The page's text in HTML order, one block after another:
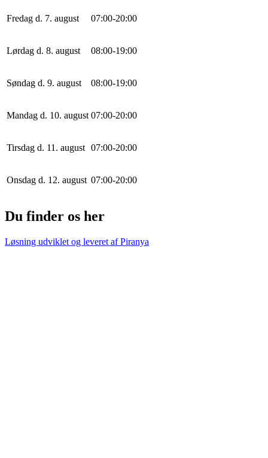
Fredag d. 7. august 07:00-20:00
Lørdag d. 8. august 08:00-19:00
Søndag d. 9. august 08:00-19:00
Mandag d. 10. august 07:00-20:00
Tirsdag d. 11. august 07:00-20:00
Onsdag d. 12. august 07:00-20:00
Du finder os her
Løsning udviklet og leveret afPiranya